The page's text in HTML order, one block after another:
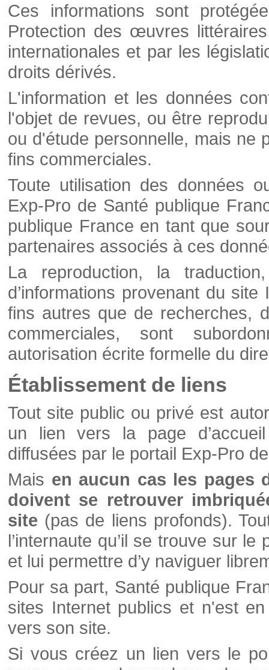
Ces informations sont
Protection des œuvres
internationales et par les
droits dérivés.
L'information et les données
l'objet de revues, ou être
ou d'étude personnelle, mais ne
fins commerciales.
Toute utilisation des données
Exp-Pro de Santé publique
publique France en tant que
partenaires associés à ces
La reproduction, la
d’informations provenant du
fins autres que de recherches,
commerciales, sont
autorisation écrite formelle du
Établissement de liens
Tout site public ou privé est
un lien vers la page
diffusées par le portail Exp-Pro
Mais en aucun cas les pages
doivent se retrouver
site (pas de liens profonds).
l’internaute qu’il se trouve sur
et lui permettre d’y naviguer
Pour sa part, Santé publique
sites Internet publics et n'est
vers son site.
Si vous créez un lien vers le